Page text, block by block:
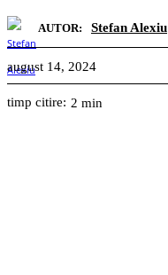
AUTOR: Stefan Alexiu
august 14, 2024
timp citire: 2 min